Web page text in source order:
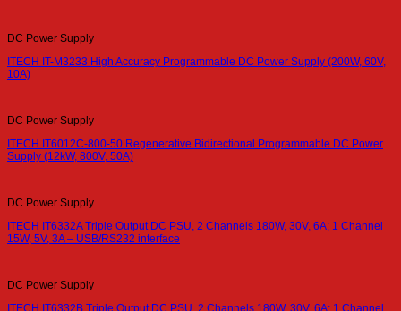
DC Power Supply
ITECH IT-M3233 High Accuracy Programmable DC Power Supply (200W, 60V,
10A)
DC Power Supply
ITECH IT6012C-800-50 Regenerative Bidirectional Programmable DC Power
Supply (12kW, 800V, 50A)
DC Power Supply
ITECH IT6332A Triple Output DC PSU, 2 Channels 180W, 30V, 6A; 1 Channel
15W, 5V, 3A – USB/RS232 interface
DC Power Supply